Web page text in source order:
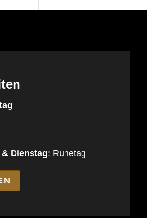
Dienstag: Ruhetag